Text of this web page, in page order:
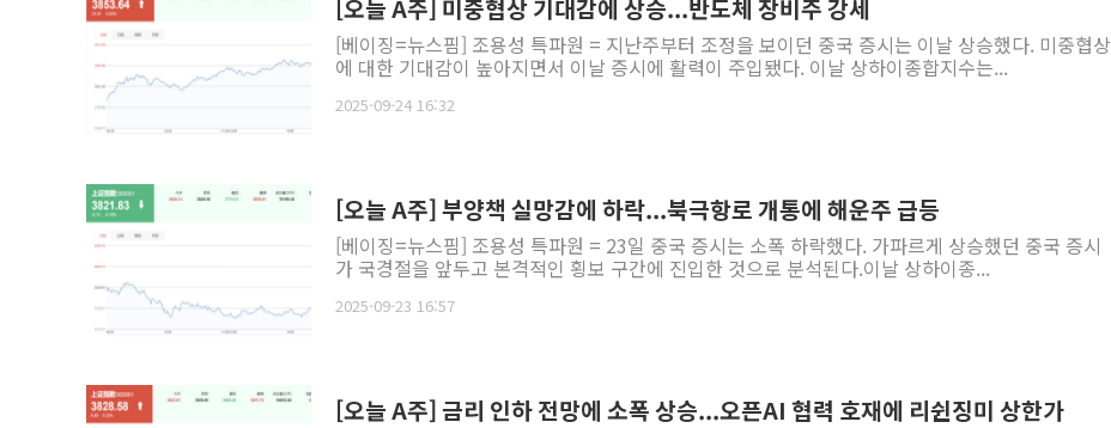
[오늘 A주] 미중협상 기대감에 상승...반도체 장비주 강세
[베이징=뉴스핌] 조용성 특파원 = 지난주부터 조정을 보이던 중국 증시는 이날 상승했다. 미중협상
에 대한 기대감이 높아지면서 이날 증시에 활력이 주입됐다. 이날 상하이종합지수는...
2025-09-24 16:32
[오늘 A주] 부양책 실망감에 하락...북극항로 개통에 해운주 급등
[베이징=뉴스핌] 조용성 특파원 = 23일 중국 증시는 소폭 하락했다. 가파르게 상승했던 중국 증시
가 국경절을 앞두고 본격적인 횡보 구간에 진입한 것으로 분석된다.이날 상하이종...
2025-09-23 16:57
[오늘 A주] 금리 인하 전망에 소폭 상승...오픈AI 협력 호재에 리쉰징미 상한가